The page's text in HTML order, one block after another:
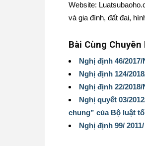
Website:
và gia đình, đất đai,
Bài Cùng Chuyên
Nghị định 46/
Nghị định 124/
Nghị định 22/
Nghị quyết 03/
chung” của Bộ luật
Nghị định 99/